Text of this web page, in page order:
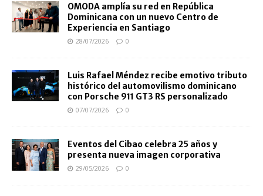
OMODA amplía su red en República
Dominicana con un nuevo Centro de
Experiencia en Santiago
28/07/2026 0
Luis Rafael Méndez recibe emotivo tributo
histórico del automovilismo dominicano
con Porsche 911 GT3 RS personalizado
07/07/2026 0
Eventos del Cibao celebra 25 años y
presenta nueva imagen corporativa
29/05/2026 0